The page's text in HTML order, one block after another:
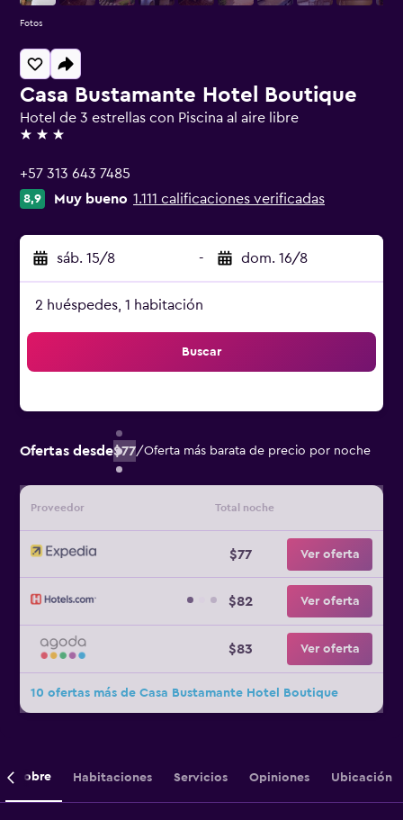
Casa Bustamante Hotel Boutique
Hotel de 3 estrellas con Piscina al aire libre
3 estrellas
+57 313 643 7485
8,9 Muy bueno 1.111 calificaciones verificadas
sáb. 15/8 - dom. 16/8
2 huéspedes, 1 habitación
Buscar
Ofertas desde$77/Oferta más barata de precio por noche
Proveedor Total noche
$77 Ver oferta
$82 Ver oferta
$83 Ver oferta
10 ofertas más de Casa Bustamante Hotel Boutique
Fotos
Sobre Habitaciones Servicios Opiniones Ubicación